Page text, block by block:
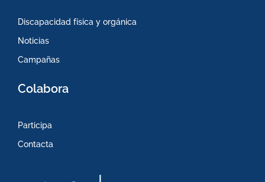
Discapacidad física y orgánica
Noticias
Campañas
Colabora
Participa
Contacta